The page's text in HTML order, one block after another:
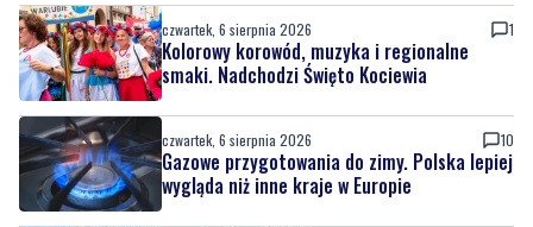
czwartek, 6 sierpnia 2026 1
Kolorowy korowód, muzyka i regionalne
smaki. Nadchodzi Święto Kociewia
czwartek, 6 sierpnia 2026 10
Gazowe przygotowania do zimy. Polska lepiej
wygląda niż inne kraje w Europie